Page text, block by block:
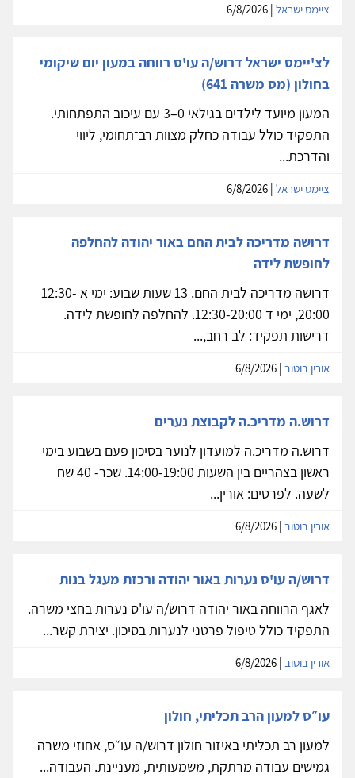
ציימס ישראל
לצ'יימס ישראל דרוש/ה עו'ס רווחה במעון יום שיקומי
בחולון (מס משרה 641)
המעון מיועד לילדים בגילאי 0–3 עם עיכוב התפתחותי.
התפקיד כולל עבודה כחלק מצוות רב־תחומי, ליווי
והדרכת...
ציימס ישראל
דרושה מדריכה לבית החם באור יהודה להחלפה
לחופשת לידה
דרושה מדריכה לבית החם. 13 שעות שבוע: ימי א 12:30-
20:00, ימי ד 12:30-20:00. להחלפה לחופשת לידה.
דרישות תפקיד: לב רחב,...
אורין בוטוב
דרוש.ה מדריכ.ה לקבוצת נערים
דרוש.ה מדריכ.ה למועדון לנוער בסיכון פעם בשבוע בימי
ראשון בצהריים בין השעות 14:00-19:00. שכר- 40 שח
לשעה. לפרטים: אורין...
אורין בוטוב
דרוש/ה עו'ס נערות באור יהודה ורכזת מעגל בנות
לאגף הרווחה באור יהודה דרוש/ה עו'ס נערות בחצי משרה.
התפקיד כולל טיפול פרטני לנערות בסיכון. יצירת קשר...
אורין בוטוב
עו״ס למעון הרב תכליתי, חולון
למעון רב תכליתי באיזור חולון דרוש/ה עו״ס, אחוזי משרה
גמישים עבודה מרתקת, משמעותית, מעניינת. העבודה...